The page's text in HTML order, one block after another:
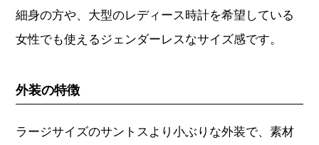
細身の方や、大型のレディース時計を希望している
女性でも使えるジェンダーレスなサイズ感です。
外装の特徴
ラージサイズのサントスより小ぶりな外装で、素材